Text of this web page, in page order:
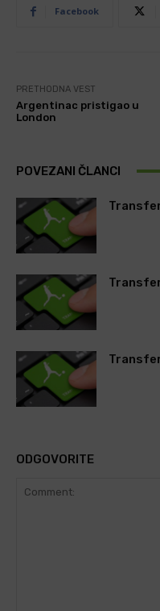
Facebook
PRETHODNA VEST
Argentinac pristigao u
London
POVEZANI ČLANCI
ODGOVORITE